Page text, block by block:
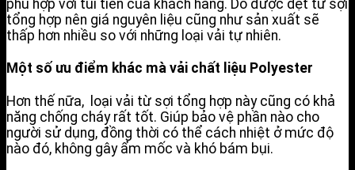
phù hợp với túi tiền của khách hàng. Do được dệt từ sợi
tổng hợp nên giá nguyên liệu cũng như sản xuất sẽ
thấp hơn nhiều so với những loại vải tự nhiên.
Một số ưu điểm khác mà vải chất liệu Polyester
Hơn thế nữa, loại vải từ sợi tổng hợp này cũng có khả
năng chống cháy rất tốt. Giúp bảo vệ phần nào cho
người sử dụng, đồng thời có thể cách nhiệt ở mức độ
nào đó, không gây ẩm mốc và khó bám bụi.